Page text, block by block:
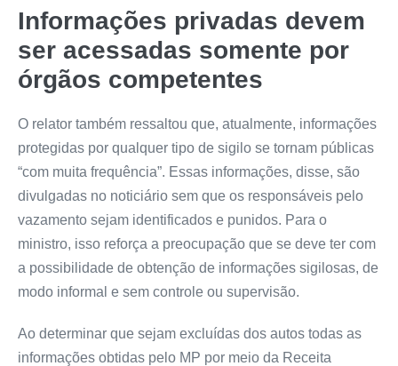
Informações privadas devem
ser acessadas somente por
órgãos competentes
O relator também ressaltou que, atualmente, informações
protegidas por qualquer tipo de sigilo se tornam públicas
“com muita frequência”. Essas informações, disse, são
divulgadas no noticiário sem que os responsáveis pelo
vazamento sejam identificados e punidos. Para o
ministro, isso reforça a preocupação que se deve ter com
a possibilidade de obtenção de informações sigilosas, de
modo informal e sem controle ou supervisão.
Ao determinar que sejam excluídas dos autos todas as
informações obtidas pelo MP por meio da Receita